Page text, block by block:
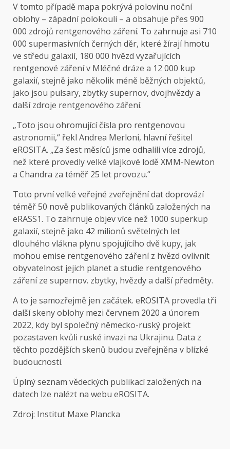
V tomto případě mapa pokrývá polovinu noční
oblohy – západní polokouli – a obsahuje přes 900
000 zdrojů rentgenového záření. To zahrnuje asi 710
000 supermasivních černých děr, které žírají hmotu
ve středu galaxií, 180 000 hvězd vyzařujících
rentgenové záření v Mléčné dráze a 12 000 kup
galaxií, stejně jako několik méně běžných objektů,
jako jsou pulsary, zbytky supernov, dvojhvězdy a
další zdroje rentgenového záření.
„Toto jsou ohromující čísla pro rentgenovou
astronomii,“ řekl Andrea Merloni, hlavní řešitel
eROSITA. „Za šest měsíců jsme odhalili více zdrojů,
než které provedly velké vlajkové lodě XMM-Newton
a Chandra za téměř 25 let provozu.“
Toto první velké veřejné zveřejnění dat doprovází
téměř 50 nově publikovaných článků založených na
eRASS1. To zahrnuje objev více než 1000 superkup
galaxií, stejně jako 42 milionů světelných let
dlouhého vlákna plynu spojujícího dvě kupy, jak
mohou emise rentgenového záření z hvězd ovlivnit
obyvatelnost jejich planet a studie rentgenového
záření ze supernov. zbytky, hvězdy a další předměty.
A to je samozřejmě jen začátek. eROSITA provedla tři
další skeny oblohy mezi červnem 2020 a únorem
2022, kdy byl společný německo-ruský projekt
pozastaven kvůli ruské invazi na Ukrajinu. Data z
těchto pozdějších skenů budou zveřejněna v blízké
budoucnosti.
Úplný seznam vědeckých publikací založených na
datech lze nalézt na webu eROSITA.
Zdroj: Institut Maxe Plancka